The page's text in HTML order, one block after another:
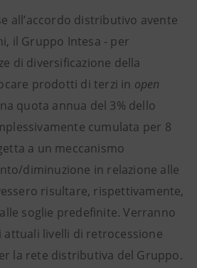
all’accordo distributivo avente
il Gruppo Intesa - per
di diversificazione della
prodotti di terzi in open
quota annua del 3% dello
cumulata per 8
a un meccanismo
diminuzione in relazione alle
risultare, rispettivamente,
soglie predefinite. Verranno
livelli di retrocessione
la rete distributiva del Gruppo.